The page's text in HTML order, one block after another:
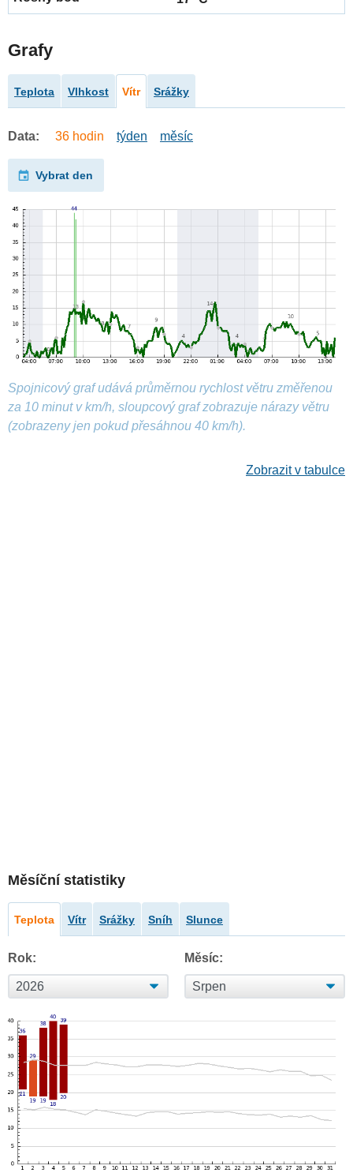
Grafy
Teplota Vlhkost Vítr Srážky
Data: 36 hodin týden měsíc
Vybrat den
Spojnicový graf udává průměrnou rychlost větru změřenou
za 10 minut v km/h, sloupcový graf zobrazuje nárazy větru
(zobrazeny jen pokud přesáhnou 40 km/h).
Zobrazit v tabulce
Měsíční statistiky
Teplota Vítr Srážky Sníh Slunce
Rok: Měsíc: